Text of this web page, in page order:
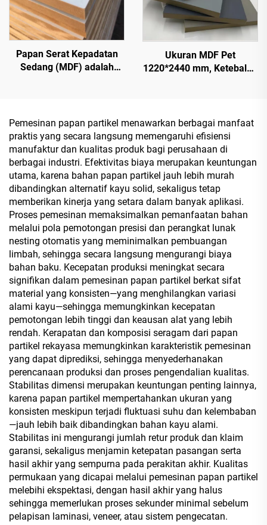
Papan Serat Kepadatan
Sedang (MDF) adalah
tanaman lainnya,
digunakan sebagai papan
dapur, papan furnitur, dan
juga papan kemasan
Ukuran MDF Pet
1220*2440 mm, Ketebalan
Tinggi dan Doff untuk
Kabinet
Pemesinan papan partikel menawarkan berbagai manfaat
praktis yang secara langsung memengaruhi efisiensi
manufaktur dan kualitas produk bagi perusahaan di
berbagai industri. Efektivitas biaya merupakan keuntungan
utama, karena bahan papan partikel jauh lebih murah
dibandingkan alternatif kayu solid, sekaligus tetap
memberikan kinerja yang setara dalam banyak aplikasi.
Proses pemesinan memaksimalkan pemanfaatan bahan
melalui pola pemotongan presisi dan perangkat lunak
nesting otomatis yang meminimalkan pembuangan
limbah, sehingga secara langsung mengurangi biaya
bahan baku. Kecepatan produksi meningkat secara
signifikan dalam pemesinan papan partikel berkat sifat
material yang konsisten—yang menghilangkan variasi
alami kayu—sehingga memungkinkan kecepatan
pemotongan lebih tinggi dan keausan alat yang lebih
rendah. Kerapatan dan komposisi seragam dari papan
partikel rekayasa memungkinkan karakteristik pemesinan
yang dapat diprediksi, sehingga menyederhanakan
perencanaan produksi dan proses pengendalian kualitas.
Stabilitas dimensi merupakan keuntungan penting lainnya,
karena papan partikel mempertahankan ukuran yang
konsisten meskipun terjadi fluktuasi suhu dan kelembaban
—jauh lebih baik dibandingkan bahan kayu alami.
Stabilitas ini mengurangi jumlah retur produk dan klaim
garansi, sekaligus menjamin ketepatan pasangan serta
hasil akhir yang sempurna pada perakitan akhir. Kualitas
permukaan yang dicapai melalui pemesinan papan partikel
melebihi ekspektasi, dengan hasil akhir yang halus
sehingga memerlukan proses sekunder minimal sebelum
pelapisan laminasi, veneer, atau sistem pengecatan.